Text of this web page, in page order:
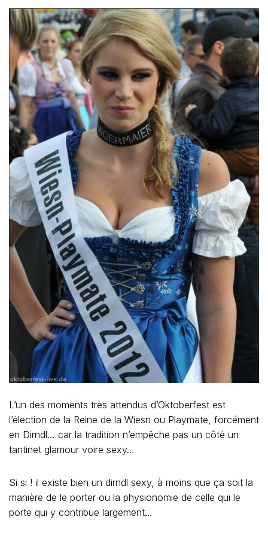
L’un des moments très attendus d’Oktoberfest est
l’élection de la Reine de la Wiesn ou Playmate, forcément
en Dirndl… car la tradition n’empêche pas un côté un
tantinet glamour voire sexy…
Si si ! il existe bien un dirndl sexy, à moins que ça soit la
manière de le porter ou la physionomie de celle qui le
porte qui y contribue largement…